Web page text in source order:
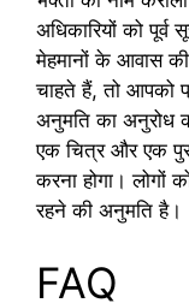
अधिकारियों को
मेहमानों के आवास
चाहते हैं, तो आपको
अनुमति का अनुरोध
एक चित्र और एक
करना होगा। लोगों
रहने की अनुमति है।
FAQ